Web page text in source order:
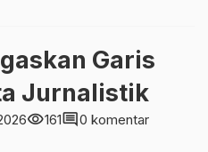
Garis
Jurnalistik
visibility161comment0 komentar